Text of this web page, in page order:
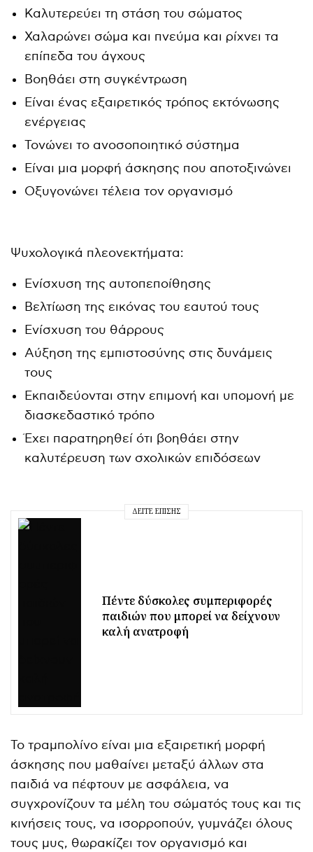
Καλυτερεύει τη στάση του σώματος
Χαλαρώνει σώμα και πνεύμα και ρίχνει τα
επίπεδα του άγχους
Βοηθάει στη συγκέντρωση
Είναι ένας εξαιρετικός τρόπος εκτόνωσης
ενέργειας
Τονώνει το ανοσοποιητικό σύστημα
Είναι μια μορφή άσκησης που αποτοξινώνει
Οξυγονώνει τέλεια τον οργανισμό
Ψυχολογικά πλεονεκτήματα:
Ενίσχυση της αυτοπεποίθησης
Βελτίωση της εικόνας του εαυτού τους
Ενίσχυση του θάρρους
Αύξηση της εμπιστοσύνης στις δυνάμεις
τους
Εκπαιδεύονται στην επιμονή και υπομονή με
διασκεδαστικό τρόπο
Έχει παρατηρηθεί ότι βοηθάει στην
καλυτέρευση των σχολικών επιδόσεων
ΔΕΊΤΕ ΕΠΊΣΗΣ
Πέντε δύσκολες συμπεριφορές
παιδιών που μπορεί να δείχνουν
καλή ανατροφή
Το τραμπολίνο είναι μια εξαιρετική μορφή
άσκησης που μαθαίνει μεταξύ άλλων στα
παιδιά να πέφτουν με ασφάλεια, να
συγχρονίζουν τα μέλη του σώματός τους και τις
κινήσεις τους, να ισορροπούν, γυμνάζει όλους
τους μυς, θωρακίζει τον οργανισμό και